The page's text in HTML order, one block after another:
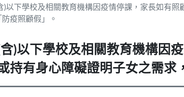
)以下學校及相關教育機構因疫情停課，家長如有
疫照顧假」。
)以下學校及相關教育機構因
持有身心障礙證明子女之需求